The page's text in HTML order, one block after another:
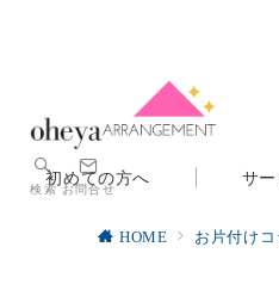
検索 お問合せ
初めての方へ サー
HOME お片付けコ